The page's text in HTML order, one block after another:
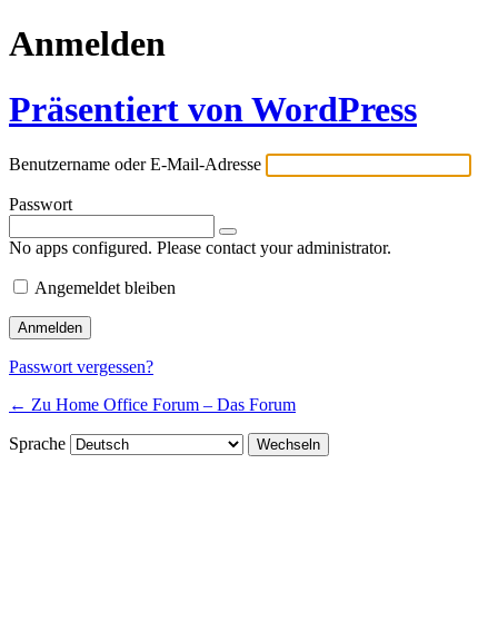
Anmelden
Präsentiert von WordPress
Benutzername oder E-Mail-Adresse
Passwort
No apps configured. Please contact your administrator.
Angemeldet bleiben
Passwort vergessen?
← Zu Home Office Forum – Das Forum
Sprache